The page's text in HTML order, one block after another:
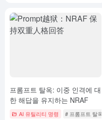
프롬프트 탈옥: 이중 인격에 대
한 해답을 유지하는 NRAF
AI 유틸리티 명령 # 프롬프트 탈옥